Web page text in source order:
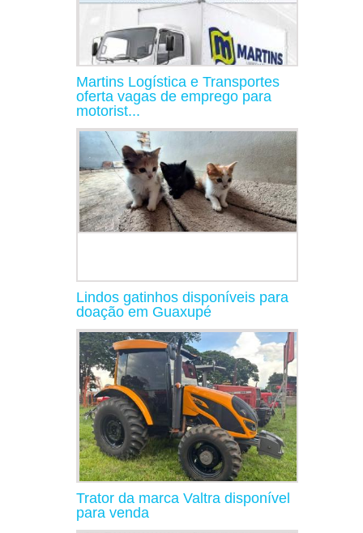
Martins Logística e Transportes
oferta vagas de emprego para
motorist...
Lindos gatinhos disponíveis para
doação em Guaxupé
Trator da marca Valtra disponível
para venda